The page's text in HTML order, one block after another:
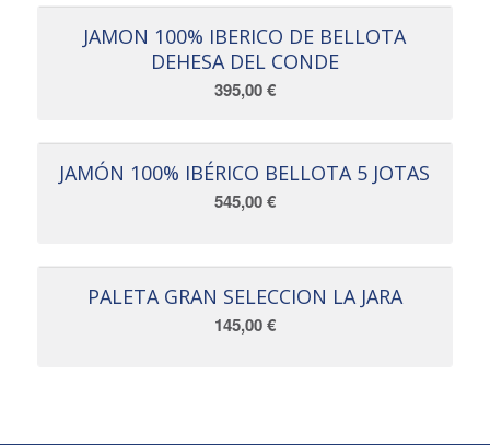
JAMON 100% IBERICO DE BELLOTA
DEHESA DEL CONDE
395,00€
JAMÓN 100% IBÉRICO BELLOTA 5 JOTAS
545,00€
PALETA GRAN SELECCION LA JARA
145,00€